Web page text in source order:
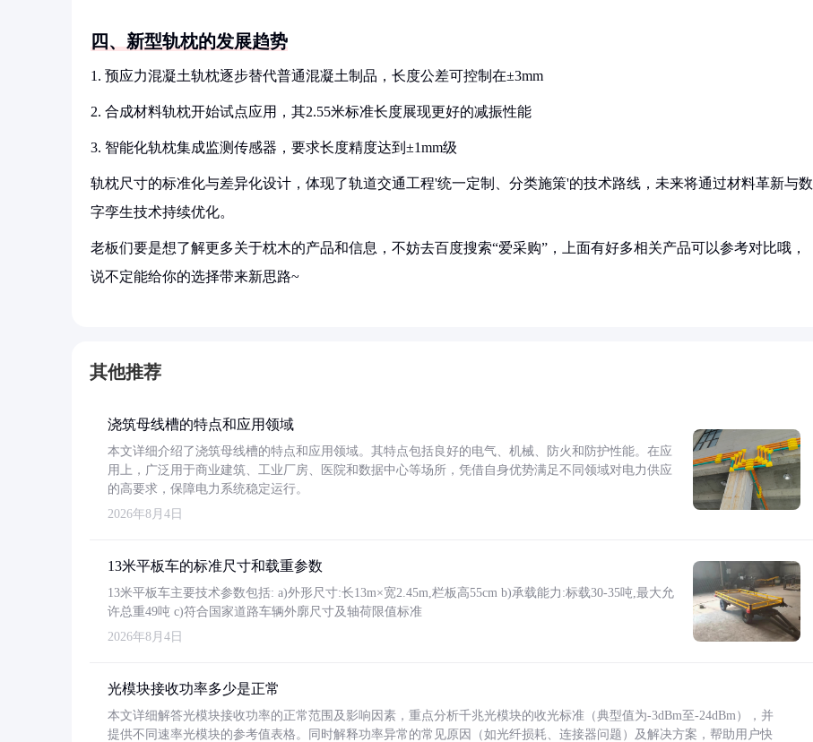
四、新型轨枕的发展趋势
1. 预应力混凝土轨枕逐步替代普通混凝土制品，长度公差可控制在±3mm
2. 合成材料轨枕开始试点应用，其2.55米标准长度展现更好的减振性能
3. 智能化轨枕集成监测传感器，要求长度精度达到±1mm级
轨枕尺寸的标准化与差异化设计，体现了轨道交通工程'统一定制、分类施策'的技术路线，未来将通过材料革新与数
字孪生技术持续优化。
老板们要是想了解更多关于枕木的产品和信息，不妨去百度搜索“爱采购”，上面有好多相关产品可以参考对比哦，
说不定能给你的选择带来新思路~
其他推荐
浇筑母线槽的特点和应用领域
本文详细介绍了浇筑母线槽的特点和应用领域。其特点包括良好的电气、机械、防火和防护性能。在应
用上，广泛用于商业建筑、工业厂房、医院和数据中心等场所，凭借自身优势满足不同领域对电力供应
的高要求，保障电力系统稳定运行。
2026年8月4日
13米平板车的标准尺寸和载重参数
13米平板车主要技术参数包括: a)外形尺寸:长13m×宽2.45m,栏板高55cm b)承载能力:标载30-35吨,最大允
许总重49吨 c)符合国家道路车辆外廓尺寸及轴荷限值标准
2026年8月4日
光模块接收功率多少是正常
本文详细解答光模块接收功率的正常范围及影响因素，重点分析千兆光模块的收光标准（典型值为-3dBm至-24dBm），并
提供不同速率光模块的参考值表格。同时解释功率异常的常见原因（如光纤损耗、连接器问题）及解决方案，帮助用户快